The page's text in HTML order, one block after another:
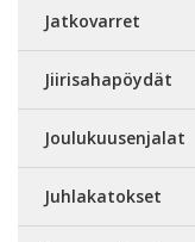
Jatkovarret
Jiirisahapöydät
Joulukuusenjalat
Juhlakatokset